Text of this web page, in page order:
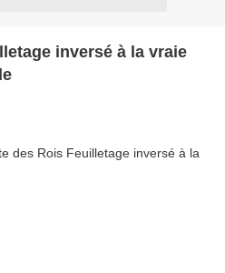
inversé à la vraie